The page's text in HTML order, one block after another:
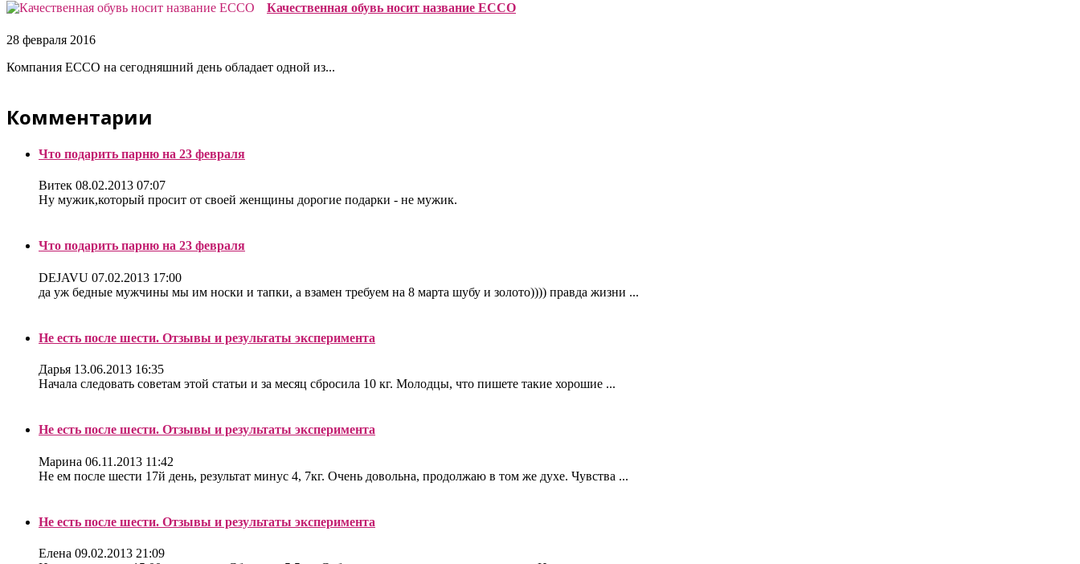
Качественная обувь носит название ECCO
28 февраля 2016
Компания ECCO на сегодняшний день обладает одной из...
Комментарии
Что подарить парню на 23 февраля
Витек 08.02.2013 07:07
Ну мужик,который просит от своей женщины дорогие подарки - не мужик.
Что подарить парню на 23 февраля
DEJAVU 07.02.2013 17:00
да уж бедные мужчины мы им носки и тапки, а взамен требуем на 8 марта шубу и золото)))) правда жизни ...
Не есть после шести. Отзывы и результаты эксперимента
Дарья 13.06.2013 16:35
Начала следовать советам этой статьи и за месяц сбросила 10 кг. Молодцы, что пишете такие хорошие ...
Не есть после шести. Отзывы и результаты эксперимента
Марина 06.11.2013 11:42
Не ем после шести 17й день, результат минус 4, 7кг. Очень довольна, продолжаю в том же духе. Чувства ...
Не есть после шести. Отзывы и результаты эксперимента
Елена 09.02.2013 21:09